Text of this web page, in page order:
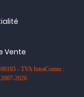
Vente
- TVA IntraComm :
2026